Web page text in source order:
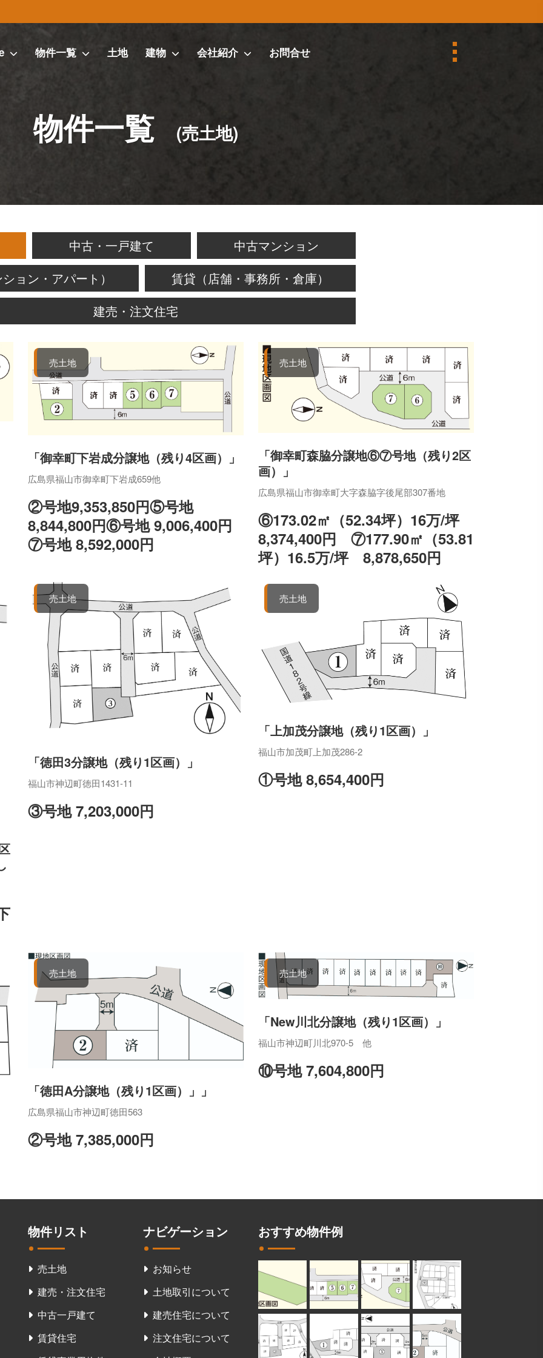
物件一覧 土地 建物 会社紹介 お問合せ
物件一覧 (売土地)
中古・一戸建て
中古マンション
ョン・アパート）
賃貸（店舗・事務所・倉庫）
建売・注文住宅
売土地
「御幸町下岩成分譲地（残り4区画）」
広島県福山市御幸町下岩成659他
②号地9,353,850円⑤号地
8,844,800円⑥号地 9,006,400円
⑦号地 8,592,000円
売土地
「御幸町森脇分譲地⑥⑦号地（残り2区
画）」
広島県福山市御幸町大字森脇字後尾部307番地
⑥173.02㎡（52.34坪）16万/坪
8,374,400円 ⑦177.90㎡（53.81
坪）16.5万/坪 8,878,650円
売土地
「徳田3分譲地（残り1区画）」
福山市神辺町徳田1431-11
③号地 7,203,000円
売土地
「上加茂分譲地（残り1区画）」
福山市加茂町上加茂286-2
①号地 8,654,400円
売土地
「徳田A分譲地（残り1区画）」」
広島県福山市神辺町徳田563
②号地 7,385,000円
売土地
「New川北分譲地（残り1区画）」
福山市神辺町川北970-5 他
⑩号地 7,604,800円
物件リスト
売土地
建売・注文住宅
中古一戸建て
賃貸住宅
ナビゲーション
お知らせ
土地取引について
建売住宅について
注文住宅について
おすすめ物件例